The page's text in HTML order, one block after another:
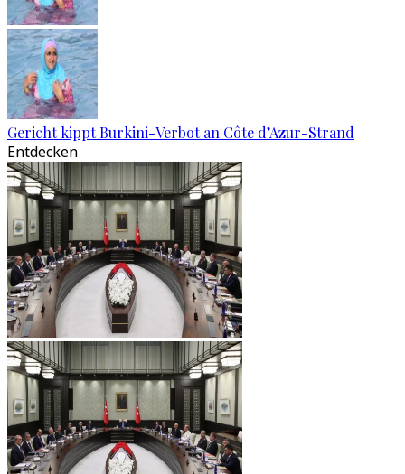
Gericht kippt Burkini-Verbot an Côte d’Azur-Strand
Entdecken